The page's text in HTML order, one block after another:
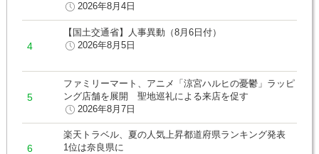
2026年8月4日
【国土交通省】人事異動（8月6日付）
2026年8月5日
ファミリーマート、アニメ「涼宮ハルヒの憂鬱」ラッピ
ング店舗を展開 聖地巡礼による来店を促す
2026年8月7日
楽天トラベル、夏の人気上昇都道府県ランキング発表
1位は奈良県に